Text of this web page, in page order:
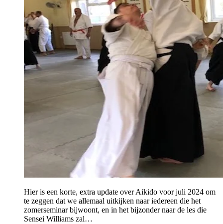
Hier is een korte, extra update over Aikido voor juli 2024 om
te zeggen dat we allemaal uitkijken naar iedereen die het
zomerseminar bijwoont, en in het bijzonder naar de les die
Sensei Williams zal…